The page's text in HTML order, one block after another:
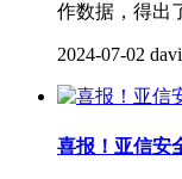
作数据，得出
2024-07-02
喜报！亚信安